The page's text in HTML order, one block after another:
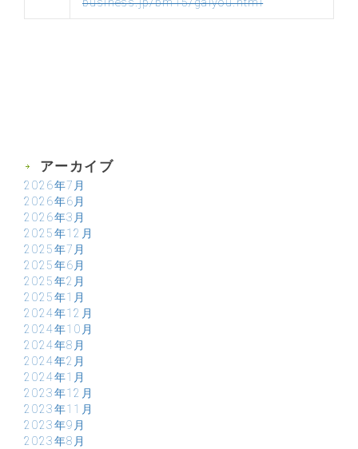
アーカイブ
2026年7月
2026年6月
2026年3月
2025年12月
2025年7月
2025年6月
2025年2月
2025年1月
2024年12月
2024年10月
2024年8月
2024年2月
2024年1月
2023年12月
2023年11月
2023年9月
2023年8月